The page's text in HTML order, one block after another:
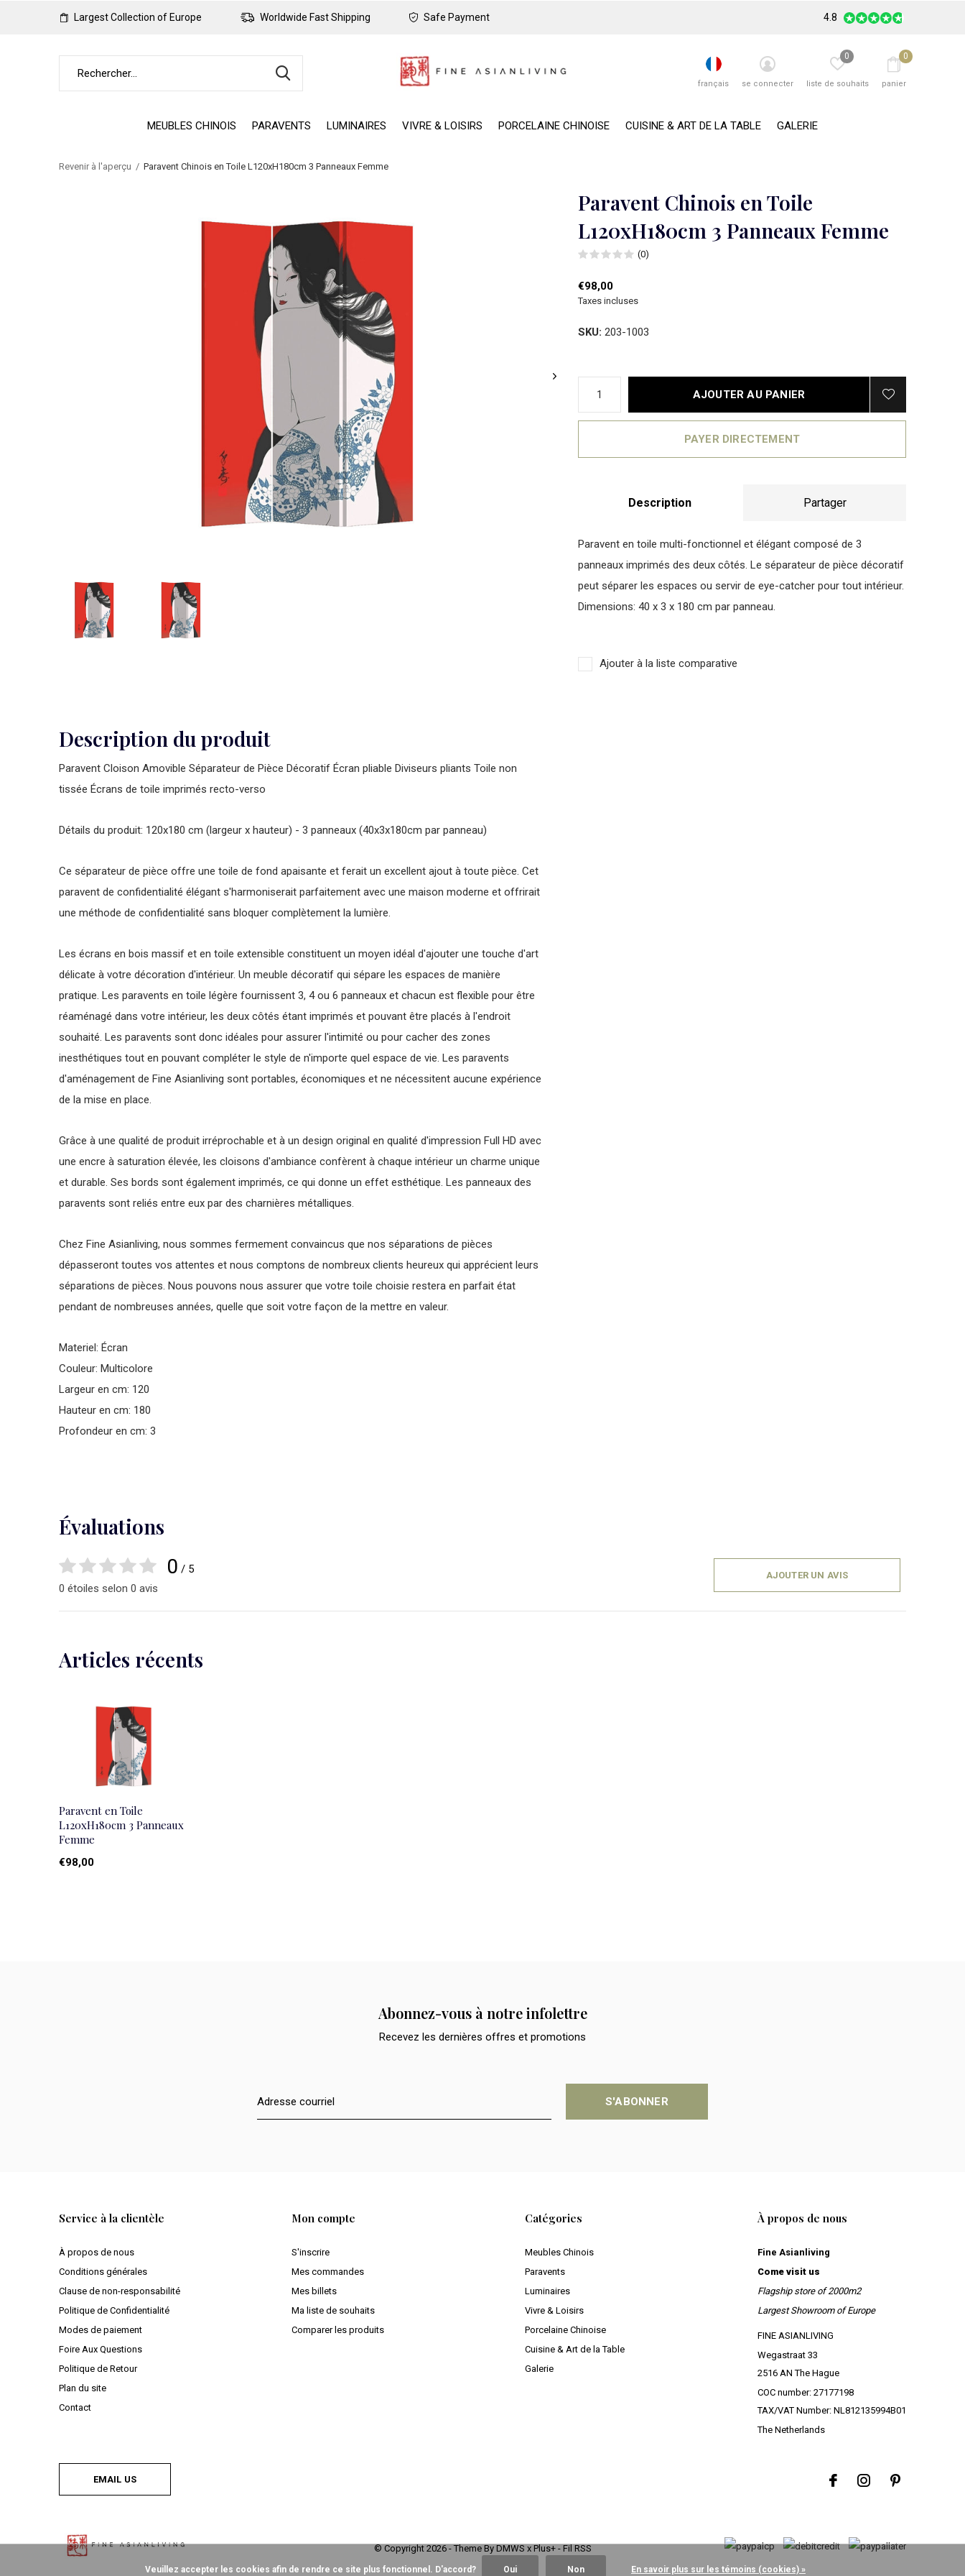
MEUBLES CHINOIS PARAVENTS LUMINAIRES VIVRE & LOISIRS PORCELAINE CHINOISE CUISINE & ART DE LA TABLE GALERIE
français se connecter liste de souhaits
0
panier
0
Largest Collection of Europe Worldwide Fast Shipping Safe Payment 4.8
Revenir à l'aperçu Paravent Chinois en Toile L120xH180cm 3 Panneaux Femme
Paravent Chinois en Toile
L120xH180cm 3 Panneaux Femme
(0)
€98,00
Taxes incluses
SKU: 203-1003
AJOUTER AU PANIER
PAYER DIRECTEMENT
Description Partager
Paravent en toile multi-fonctionnel et élégant composé de 3
panneaux imprimés des deux côtés. Le séparateur de pièce décoratif
peut séparer les espaces ou servir de eye-catcher pour tout intérieur.
Dimensions: 40 x 3 x 180 cm par panneau.
Ajouter à la liste comparative
Description du produit
Paravent Cloison Amovible Séparateur de Pièce Décoratif Écran pliable Diviseurs pliants Toile non
tissée Écrans de toile imprimés recto-verso
Détails du produit: 120x180 cm (largeur x hauteur) - 3 panneaux (40x3x180cm par panneau)
Ce séparateur de pièce offre une toile de fond apaisante et ferait un excellent ajout à toute pièce. Cet
paravent de confidentialité élégant s'harmoniserait parfaitement avec une maison moderne et offrirait
une méthode de confidentialité sans bloquer complètement la lumière.
Les écrans en bois massif et en toile extensible constituent un moyen idéal d'ajouter une touche d'art
délicate à votre décoration d'intérieur. Un meuble décoratif qui sépare les espaces de manière
pratique. Les paravents en toile légère fournissent 3, 4 ou 6 panneaux et chacun est flexible pour être
réaménagé dans votre intérieur, les deux côtés étant imprimés et pouvant être placés à l'endroit
souhaité. Les paravents sont donc idéales pour assurer l'intimité ou pour cacher des zones
inesthétiques tout en pouvant compléter le style de n'importe quel espace de vie. Les paravents
d'aménagement de Fine Asianliving sont portables, économiques et ne nécessitent aucune expérience
de la mise en place.
Grâce à une qualité de produit irréprochable et à un design original en qualité d'impression Full HD avec
une encre à saturation élevée, les cloisons d'ambiance confèrent à chaque intérieur un charme unique
et durable. Ses bords sont également imprimés, ce qui donne un effet esthétique. Les panneaux des
paravents sont reliés entre eux par des charnières métalliques.
Chez Fine Asianliving, nous sommes fermement convaincus que nos séparations de pièces
dépasseront toutes vos attentes et nous comptons de nombreux clients heureux qui apprécient leurs
séparations de pièces. Nous pouvons nous assurer que votre toile choisie restera en parfait état
pendant de nombreuses années, quelle que soit votre façon de la mettre en valeur.
Materiel: Écran
Couleur: Multicolore
Largeur en cm: 120
Hauteur en cm: 180
Profondeur en cm: 3
Évaluations
0 / 5
0 étoiles selon 0 avis
AJOUTER UN AVIS
Articles récents
Paravent en Toile
L120xH180cm 3 Panneaux
Femme
€98,00
Abonnez-vous à notre infolettre
Recevez les dernières offres et promotions
S'ABONNER
Service à la clientèle
À propos de nous
Conditions générales
Clause de non-responsabilité
Politique de Confidentialité
Modes de paiement
Foire Aux Questions
Politique de Retour
Plan du site
Contact
Mon compte
S'inscrire
Mes commandes
Mes billets
Ma liste de souhaits
Comparer les produits
Catégories
Meubles Chinois
Paravents
Luminaires
Vivre & Loisirs
Porcelaine Chinoise
Cuisine & Art de la Table
Galerie
À propos de nous
Fine Asianliving
Come visit us
Flagship store of 2000m2
Largest Showroom of Europe
FINE ASIANLIVING
Wegastraat 33
2516 AN The Hague
COC number: 27177198
TAX/VAT Number: NL812135994B01
The Netherlands
EMAIL US
© Copyright 2026- Theme By DMWS x Plus+- Fil RSS
Veuillez accepter les cookies afin de rendre ce site plus fonctionnel. D'accord? Oui Non En savoir plus sur les témoins (cookies) »